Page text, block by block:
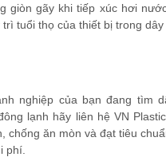
giòn gãy khi tiếp xúc hơi
tuổi thọ của thiết bị trong dây
nghiệp của bạn đang tìm
lạnh hãy liên hệ VN
chống ăn mòn và đạt tiêu
phí.